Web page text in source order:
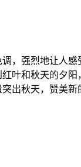
，强烈地让人感
叶和秋天的夕阳
出秋天，赞美新